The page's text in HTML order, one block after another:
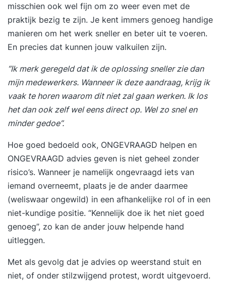
misschien ook wel fijn om zo weer even met de
praktijk bezig te zijn. Je kent immers genoeg handige
manieren om het werk sneller en beter uit te voeren.
En precies dat kunnen jouw valkuilen zijn.
“Ik merk geregeld dat ik de oplossing sneller zie dan
mijn medewerkers. Wanneer ik deze aandraag, krijg ik
vaak te horen waarom dit niet zal gaan werken. Ik los
het dan ook zelf wel eens direct op. Wel zo snel en
minder gedoe”.
Hoe goed bedoeld ook, ONGEVRAAGD helpen en
ONGEVRAAGD advies geven is niet geheel zonder
risico’s. Wanneer je namelijk ongevraagd iets van
iemand overneemt, plaats je de ander daarmee
(weliswaar ongewild) in een afhankelijke rol of in een
niet-kundige positie. “Kennelijk doe ik het niet goed
genoeg”, zo kan de ander jouw helpende hand
uitleggen.
Met als gevolg dat je advies op weerstand stuit en
niet, of onder stilzwijgend protest, wordt uitgevoerd.